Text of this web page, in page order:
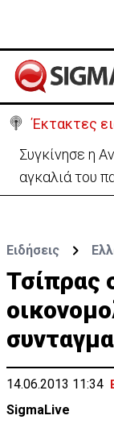
Έκτακτες
GSI: Η
καλώδιο
Ειδήσεις
Τσίπρας
14.06.2013 11:34
SigmaLive